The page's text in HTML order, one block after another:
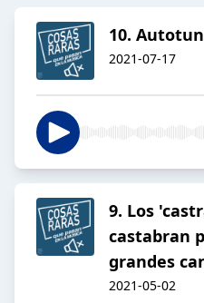
10.
2021-07-17
9. Los
castabran
grandes
2021-05-02